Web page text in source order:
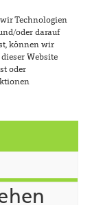
Technologien
oder darauf
können wir
Website
oder